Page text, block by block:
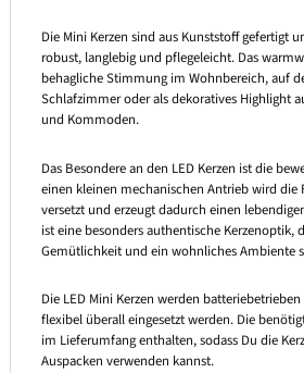
Die Mini Kerzen sind aus Kunststoff gefertigt
robust, langlebig und pflegeleicht. Das
behagliche Stimmung im Wohnbereich, auf
Schlafzimmer oder als dekoratives Highlight
und Kommoden.
Das Besondere an den LED Kerzen ist die
einen kleinen mechanischen Antrieb wird die
versetzt und erzeugt dadurch einen
ist eine besonders authentische Kerzenoptik,
Gemütlichkeit und ein wohnliches Ambiente
Die LED Mini Kerzen werden
flexibel überall eingesetzt werden. Die
im Lieferumfang enthalten, sodass Du die
Auspacken verwenden kannst.